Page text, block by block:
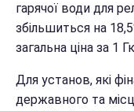
гарячої води для
збільшиться на
загальна ціна за 1
Для установ, які
державного та